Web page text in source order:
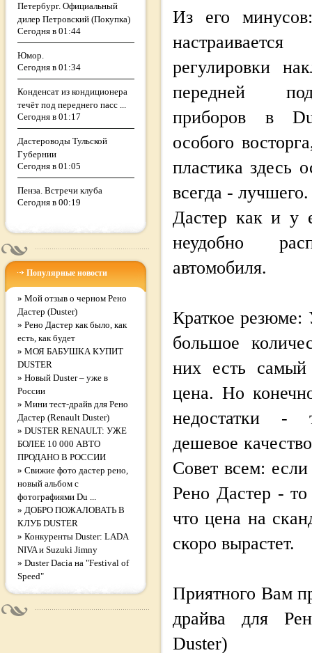
Петербург. Официальный
дилер Петровский (Покупка)
Сегодня в 01:44
Юмор.
Сегодня в 01:34
Конденсат из кондиционера
течёт под переднего пасс ...
Сегодня в 01:17
Дастероводы Тульской
Губернии
Сегодня в 01:05
Пенза. Встречи клуба
Сегодня в 00:19
Популярные новости
» Мой отзыв о черном Рено
Дастер (Duster)
» Рено Дастер как было, как
есть, как будет
» МОЯ БАБУШКА КУПИТ
DUSTER
» Новый Duster – уже в
России
» Мини тест-драйв для Рено
Дастер (Renault Duster)
» DUSTER RENAULT: УЖЕ
БОЛЕЕ 10 000 АВТО
ПРОДАНО В РОССИИ
» Свижие фото дастер рено,
новый альбом с
фотографиями Du ...
» ДОБРО ПОЖАЛОВАТЬ В
КЛУБ DUSTER
» Конкуренты Duster: LADA
NIVA и Suzuki Jimny
» Duster Dacia на "Festival of
Speed"
Из его
регулировки
передней
приборов в
особого
пластика здесь
всегда -
Дастер как и у
неудобно
автомобиля.
Краткое
большое
них есть
цена. Но
недостатки -
дешевое
Совет всем:
Рено Дастер - то
что цена на
скоро вырастет.
Приятного Вам
драйва для
Duster)